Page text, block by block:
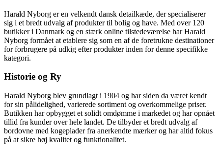
Harald Nyborg er en velkendt dansk detailkæde, der specialiserer
sig i et bredt udvalg af produkter til bolig og have. Med over 120
butikker i Danmark og en stærk online tilstedeværelse har Harald
Nyborg formået at etablere sig som en af de foretrukne destinationer
for forbrugere på udkig efter produkter inden for denne specifikke
kategori.
Historie og Ry
Harald Nyborg blev grundlagt i 1904 og har siden da været kendt
for sin pålidelighed, varierede sortiment og overkommelige priser.
Butikken har opbygget et solidt omdømme i markedet og har opnået
tillid fra kunder over hele landet. De tilbyder et bredt udvalg af
bordovne med kogeplader fra anerkendte mærker og har altid fokus
på at sikre høj kvalitet og funktionalitet.